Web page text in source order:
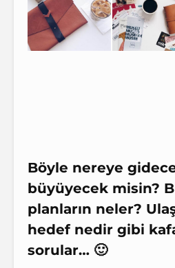
Böyle nereye
büyüyecek misin?
planların neler?
hedef nedir gibi
sorular… 🙂